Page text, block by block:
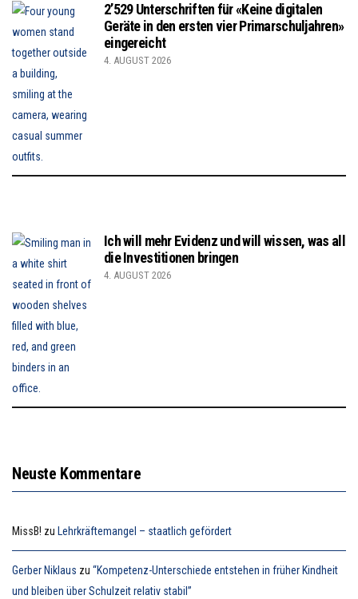
2’529 Unterschriften für «Keine digitalen
Geräte in den ersten vier Primarschuljahren»
eingereicht
4. AUGUST 2026
Ich will mehr Evidenz und will wissen, was all
die Investitionen bringen
4. AUGUST 2026
Neuste Kommentare
MissB! zu Lehrkräftemangel – staatlich gefördert
Gerber Niklaus zu “Kompetenz-Unterschiede entstehen in früher Kindheit
und bleiben über Schulzeit relativ stabil”